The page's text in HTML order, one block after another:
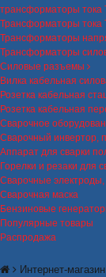
трансформаторы
Трансформаторы тока
Трансформаторы
Трансформаторы
Силовые разъемы
Вилка кабельная
Розетка кабельная
Розетка кабельная
Сварочное
Сварочный инвертор,
Аппарат для сварки
Горелки и резаки для
Сварочные электроды,
Сварочная маска
Бензиновые
Популярные товары
Распродажа
Интернет-магазин